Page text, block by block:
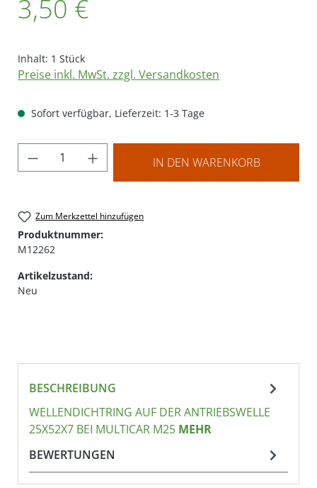
3,50 €
Inhalt: 1 Stück
Preise inkl. MwSt. zzgl. Versandkosten
Sofort verfügbar, Lieferzeit: 1-3 Tage
Produkt Anzahl: Gib den gewünschten
IN DEN WARENKORB
Zum Merkzettel hinzufügen
Produktnummer:
M12262
Artikelzustand:
Neu
BESCHREIBUNG
WELLENDICHTRING AUF DER ANTRIEBSWELLE
25X52X7 BEI MULTICAR M25 MEHR
BEWERTUNGEN